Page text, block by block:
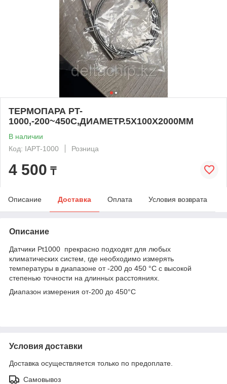
ТЕРМОПАРА PT-
1000,-200~450C,ДИАМЕТР.5X100X2000MM
В наличии
Код: IAPT-1000
Розница
4 500 ₸
Описание Доставка Оплата Условия возврата
Описание
Датчики Pt1000 прекрасно подходят для любых
климатических систем, где необходимо измерять
температуры в диапазоне от -200 до 450 °C с высокой
степенью точности на длинных расстояниях.
Диапазон измерения от-200 до 450°C
Условия доставки
Доставка осуществляется только по предоплате.
Самовывоз